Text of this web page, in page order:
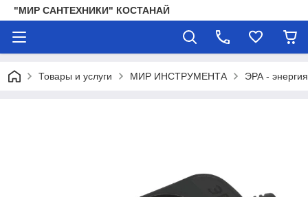
"МИР САНТЕХНИКИ" КОСТАНАЙ
Товары и услуги МИР ИНСТРУМЕНТА ЭРА -